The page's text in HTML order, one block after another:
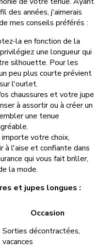
des années, j'aimerais
mes conseils préférés :
la en fonction de la
une longueur qui
silhouette. Pour les
peu plus courte prévient
l'ourlet.
chaussures et votre jupe
à assortir ou à créer un
une tenue
importe votre choix,
l'aise et confiante dans
qui vous fait briller,
la mode.
et jupes longues :
Occasion
Sorties décontractées,
vacances